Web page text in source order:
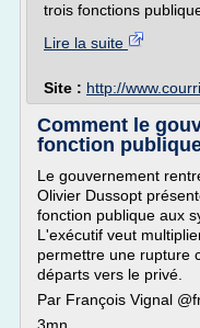
trois fonctions
Lire la suite
Site : http://
Comment le
fonction
Le gouvernement
Olivier Dussopt
fonction publique aux
L'exécutif veut
permettre une rupture
départs vers le privé.
Par François Vignal